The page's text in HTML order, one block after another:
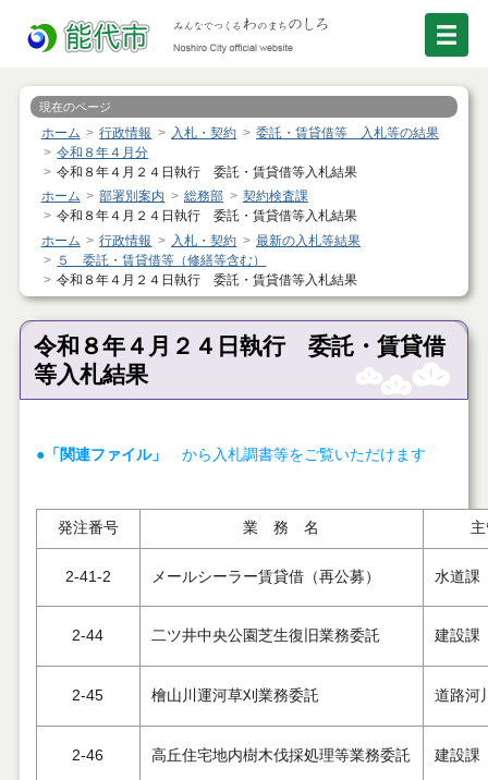
現在のページ
ホーム 行政情報 入札・契約
委託・賃貸借等 入札等の結果
令和８年４月分
令和８年４月２４日執行 委託・賃貸借等入札結果
ホーム
部署別案内 総務部
契約検査課
令和８年４月２４日執行 委託・賃貸借等入札結果
ホーム
行政情報 入札・契約
最新の入札等結果
５ 委託・賃貸借等（修繕等含む）
令和８年４月２４日執行 委託・賃貸借等入札結果
令和８年４月２４日執行 委託・賃貸借
等入札結果
●「関連ファイル」 から入札調書等をご覧いただけます
発注番号 業 務 名
2-41-2 メールシーラー賃貸借（再公募） 水道課
2-44 二ツ井中央公園芝生復旧業務委託 建設課
2-45 檜山川運河草刈業務委託 道路河
2-46 高丘住宅地内樹木伐採処理等業務委託 建設課